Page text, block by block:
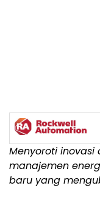
Menyoroti inovasi
manajemen
baru yang